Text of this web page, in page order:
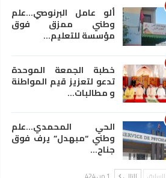
ألو عامل البرنوصي…علم
وطني ممزق فوق
مؤسسة للتعليم…
خطبة الجمعة الموحدة
تدعو لتعزيز قيم المواطنة
و مطالبات…
الحي المحمدي…علم
وطني “مبهدل” يرف فوق
جناح…